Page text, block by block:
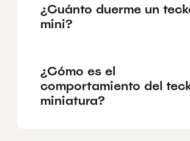
¿Cuánto duerme un
mini?
¿Cómo es el
comportamiento del
miniatura?